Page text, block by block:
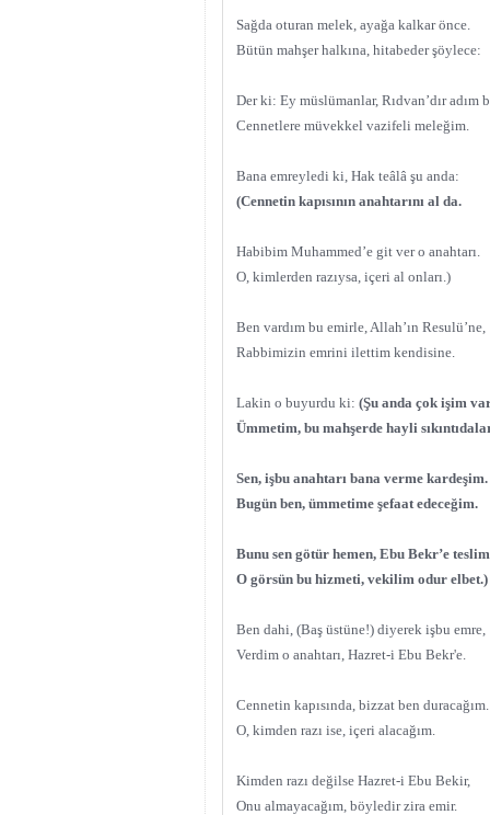
Sağda oturan melek, ayağa kalkar önce.
Bütün mahşer halkına, hitabeder şöylece:
Der ki: Ey müslümanlar, Rıdvan’dır adım
Cennetlere müvekkel vazifeli meleğim.
Bana emreyledi ki, Hak teâlâ şu anda:
(Cennetin kapısının anahtarını al da.
Habibim Muhammed’e git ver o anahtarı.
O, kimlerden razıysa, içeri al onları.)
Ben vardım bu emirle, Allah’ın Resulü’ne,
Rabbimizin emrini ilettim kendisine.
Lakin o buyurdu ki: (Şu anda çok işim
Ümmetim, bu mahşerde hayli
Sen, işbu anahtarı bana verme kardeşim.
Bugün ben, ümmetime şefaat edeceğim.
Bunu sen götür hemen, Ebu Bekr’e
O görsün bu hizmeti, vekilim odur elbet.)
Ben dahi, (Baş üstüne!) diyerek işbu emre,
Verdim o anahtarı, Hazret-i Ebu Bekr'e.
Cennetin kapısında, bizzat ben duracağım.
O, kimden razı ise, içeri alacağım.
Kimden razı değilse Hazret-i Ebu Bekir,
Onu almayacağım, böyledir zira emir.